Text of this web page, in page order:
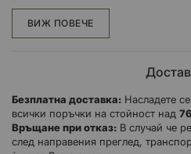
Окомплектовани са със същите
елементи, конектори и точни
оригиналната част.
Характеристики:
Оригинална замяна
ВИЖ ПОВЕЧЕ
Безплатна доставка: Насладете
всички поръчки на стойност над
Връщане при отказ: В случай че
след направения преглед,